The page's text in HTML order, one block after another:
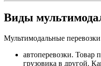
Виды
Мультимодальные
автоперевозки. Товар
грузовика в другой.